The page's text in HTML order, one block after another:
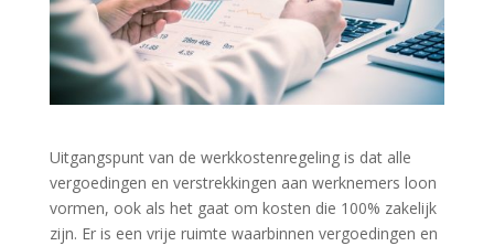
Uitgangspunt van de werkkostenregeling is dat alle
vergoedingen en verstrekkingen aan werknemers loon
vormen, ook als het gaat om kosten die 100% zakelijk
zijn. Er is een vrije ruimte waarbinnen vergoedingen en